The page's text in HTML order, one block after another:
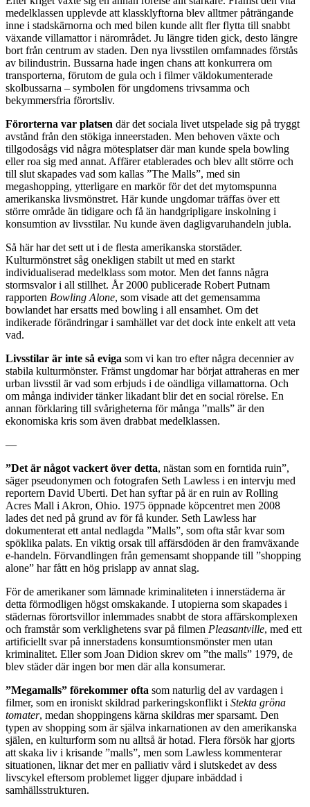
medelklassen upplevde att klassklyftorna blev alltmer påträngande
inne i stadskärnorna och med bilen kunde allt fler flytta till snabbt
växande villamattor i närområdet. Ju längre tiden gick, desto längre
bort från centrum av staden. Den nya livsstilen omfamnades förstås
av bilindustrin. Bussarna hade ingen chans att konkurrera om
transporterna, förutom de gula och i filmer väldokumenterade
skolbussarna – symbolen för ungdomens trivsamma och
bekymmersfria förortsliv.
Förorterna var platsen där det sociala livet utspelade sig på tryggt
avstånd från den stökiga inneerstaden. Men behoven växte och
tillgodosågs vid några mötesplatser där man kunde spela bowling
eller roa sig med annat. Affärer etablerades och blev allt större och
till slut skapades vad som kallas ”The Malls”, med sin
megashopping, ytterligare en markör för det det mytomspunna
amerikanska livsmönstret. Här kunde ungdomar träffas över ett
större område än tidigare och få än handgripligare inskolning i
konsumtion av livsstilar. Nu kunde även dagligvaruhandeln jubla.
Så här har det sett ut i de flesta amerikanska storstäder.
Kulturmönstret såg onekligen stabilt ut med en starkt
individualiserad medelklass som motor. Men det fanns några
stormsvalor i all stillhet. År 2000 publicerade Robert Putnam
rapporten Bowling Alone, som visade att det gemensamma
bowlandet har ersatts med bowling i all ensamhet. Om det
indikerade förändringar i samhället var det dock inte enkelt att veta
vad.
Livsstilar är inte så eviga som vi kan tro efter några decennier av
stabila kulturmönster. Främst ungdomar har börjat attraheras en mer
urban livsstil är vad som erbjuds i de oändliga villamattorna. Och
om många individer tänker likadant blir det en social rörelse. En
annan förklaring till svårigheterna för många ”malls” är den
ekonomiska kris som även drabbat medelklassen.
—
”Det är något vackert över detta, nästan som en forntida ruin”,
säger pseudonymen och fotografen Seth Lawless i en intervju med
reportern David Uberti. Det han syftar på är en ruin av Rolling
Acres Mall i Akron, Ohio. 1975 öppnade köpcentret men 2008
lades det ned på grund av för få kunder. Seth Lawless har
dokumenterat ett antal nedlagda ”Malls”, som ofta står kvar som
spöklika palats. En viktig orsak till affärsdöden är den framväxande
e-handeln. Förvandlingen från gemensamt shoppande till ”shopping
alone” har fått en hög prislapp av annat slag.
För de amerikaner som lämnade kriminaliteten i innerstäderna är
detta förmodligen högst omskakande. I utopierna som skapades i
städernas förortsvillor inlemmades snabbt de stora affärskomplexen
och framstår som verklighetens svar på filmen Pleasantville, med ett
artificiellt svar på innerstadens konsumtionsmönster men utan
kriminalitet. Eller som Joan Didion skrev om ”the malls” 1979, de
blev städer där ingen bor men där alla konsumerar.
”Megamalls” förekommer ofta som naturlig del av vardagen i
filmer, som en ironiskt skildrad parkeringskonflikt i Stekta gröna
tomater, medan shoppingens kärna skildras mer sparsamt. Den
typen av shopping som är själva inkarnationen av den amerikanska
själen, en kulturform som nu alltså är hotad. Flera försök har gjorts
att skaka liv i krisande ”malls”, men som Lawless kommenterar
situationen, liknar det mer en palliativ vård i slutskedet av dess
livscykel eftersom problemet ligger djupare inbäddad i
samhällsstrukturen.